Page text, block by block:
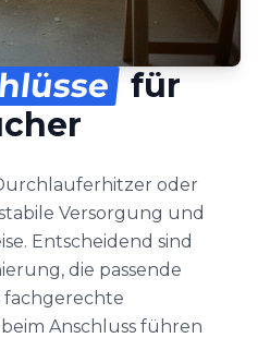
für
oder
Versorgung und
Entscheidend sind
die passende
Anschluss führen